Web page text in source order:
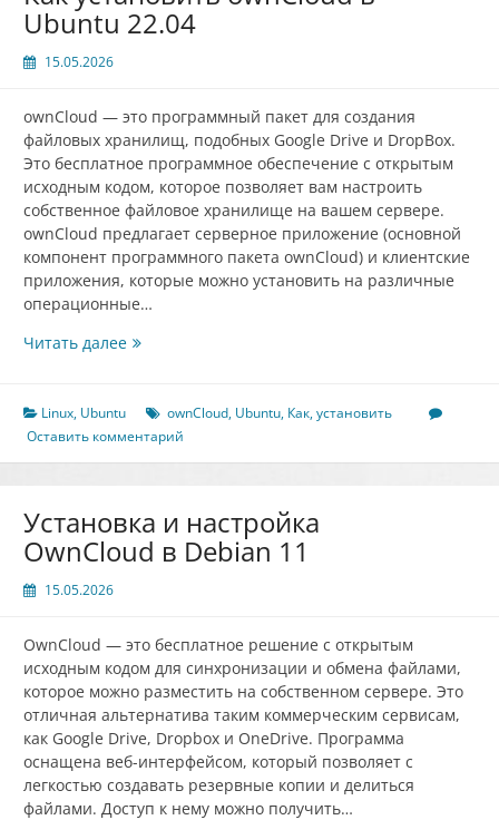
Ubuntu 22.04
15.05.2026
ownCloud — это программный пакет для создания
файловых хранилищ, подобных Google Drive и DropBox.
Это бесплатное программное обеспечение с открытым
исходным кодом, которое позволяет вам настроить
собственное файловое хранилище на вашем сервере.
ownCloud предлагает серверное приложение (основной
компонент программного пакета ownCloud) и клиентские
приложения, которые можно установить на различные
операционные…
Читать далееКак
Ubuntu
22.04
Linux, Ubuntu ownCloud, Ubuntu, Как,установить
Оставить комментарий
Установка и настройка
OwnCloud в Debian 11
15.05.2026
OwnCloud — это бесплатное решение с открытым
исходным кодом для синхронизации и обмена файлами,
которое можно разместить на собственном сервере. Это
отличная альтернатива таким коммерческим сервисам,
как Google Drive, Dropbox и OneDrive. Программа
оснащена веб-интерфейсом, который позволяет с
легкостью создавать резервные копии и делиться
файлами. Доступ к нему можно получить…